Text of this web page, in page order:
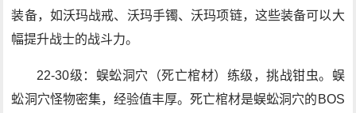
装备，如沃玛战戒、沃玛手镯、沃玛项链，这些装备可以大
幅提升战士的战斗力。
22-30级：蜈蚣洞穴（死亡棺材）练级，挑战钳虫。蜈
蚣洞穴怪物密集，经验值丰厚。死亡棺材是蜈蚣洞穴的BOS